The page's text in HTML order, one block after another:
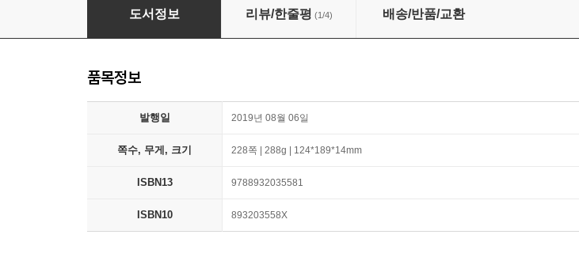
도서정보 리뷰/한줄평 (1/4) 배송/반품/교환
품목정보
발행일 2019년 08월 06일
쪽수, 무게, 크기 228쪽 | 288g | 124*189*14mm
ISBN13 9788932035581
ISBN10 893203558X